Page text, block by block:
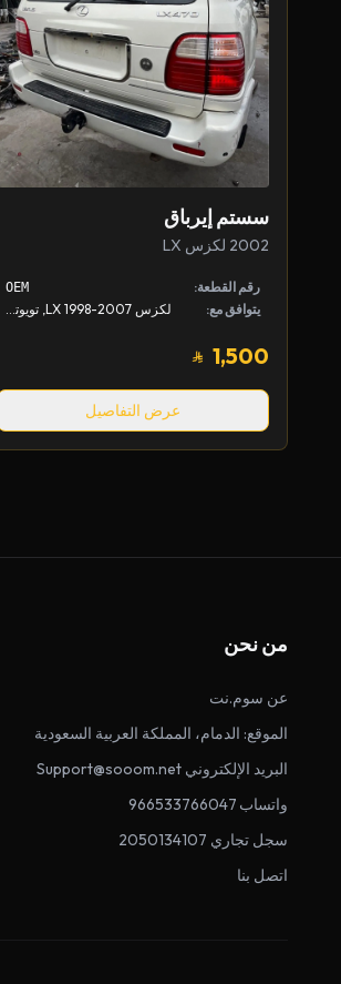
سستم إيرباق
2002 لكزس LX
رقم القطعة: OEM
يتوافق مع:
1,500
عرض التفاصيل
من نحن
عن سوم.نت
الموقع: الدمام، المملكة العربية السعودية
البريد الإلكتروني Support@sooom.net
واتساب 966533766047
سجل تجاري 2050134107
اتصل بنا